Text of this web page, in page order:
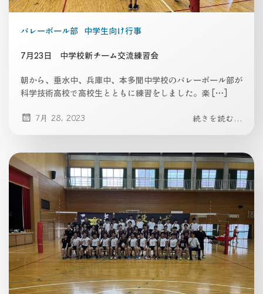
バレーボール部 中学生向け行事
7月23日 中学校新チーム交流練習会
朝から、垂水中、兵庫中、本多聞中学校のバレーボール部が
科学技術高校で高校生とともに練習をしました。楽 […]
7月 28, 2023 続きを読む...